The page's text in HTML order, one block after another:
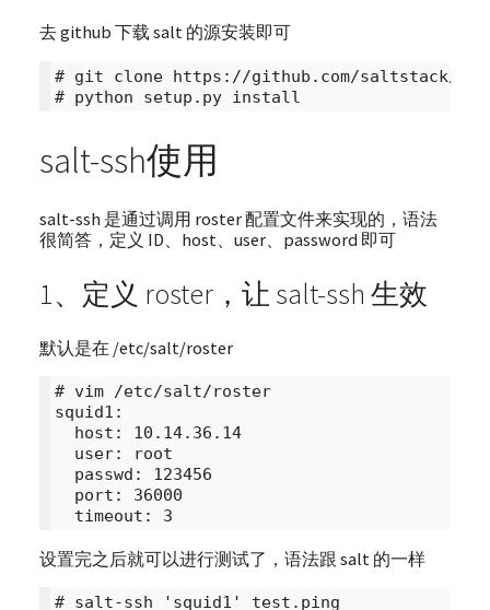
去 github 下载 salt 的源安装即可
# git clone https://github.com/saltstack/
salt-ssh使用
salt-ssh 是通过调用 roster 配置文件来实现的，语法
很简答，定义 ID、host、user、password 即可
1、定义 roster，让 salt-ssh 生效
默认是在 /etc/salt/roster
# vim /etc/salt/roster
squid1:
  host: 10.14.36.14
  user: root
  passwd: 123456
  port: 36000
设置完之后就可以进行测试了，语法跟 salt 的一样
# salt-ssh 'squid1' test.ping